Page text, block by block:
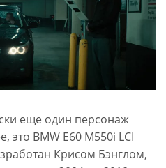
еще один персонаж
это BMW E60 M550i LCI
Крисом Бэнглом,